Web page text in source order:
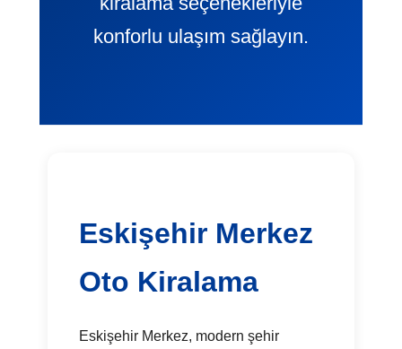
konforlu ulaşım sağlayın.
Eskişehir Merkez
Oto Kiralama
Eskişehir Merkez, modern şehir